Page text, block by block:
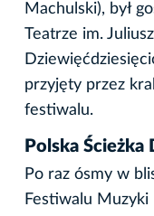
Machulski), był
Teatrze im.
przyjęty przez
festiwalu.
Polska
Po raz ósmy w
Festiwalu